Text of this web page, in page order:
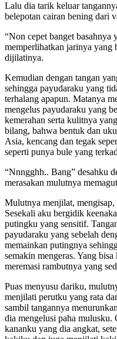
Lalu dia tarik keluar
belepotan cairan bening dari
“Non cepet banget basahnya
memperlihatkan jarinya yang
dijilatinya.
Kemudian dengan tangan
sehingga payudaraku yang
terhalang apapun. Matanya
mengelus payudaraku yang
kemerahan serta kulitnya
bilang, bahwa bentuk dan
Asia, kencang dan tegak
seperti punya bule yang
“Nnngghh.. Bang” desahku
merasakan mulutnya
Mulutnya menjilat,
Sesekali aku bergidik
putingku yang sensitif.
payudaraku yang sebelah
memainkan putingnya
semakin mengeras. Yang
meremasi rambutnya yang
Puas menyusu dariku,
menjilati perutku yang rata
sambil tangannya
dia mengelusi paha
kananku yang dia angkat,